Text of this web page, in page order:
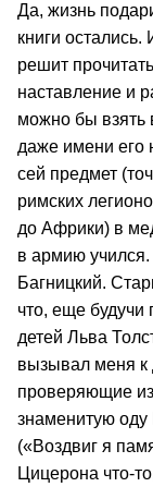
Да, жизнь
книги остались.
решит
наставление и
можно бы взять
даже имени его
сей предмет
римских
до Африки) в
в армию
Багницкий.
что, еще будучи
детей Льва
вызывал меня к
проверяющие
знаменитую оду
(«Воздвиг я
Цицерона что-